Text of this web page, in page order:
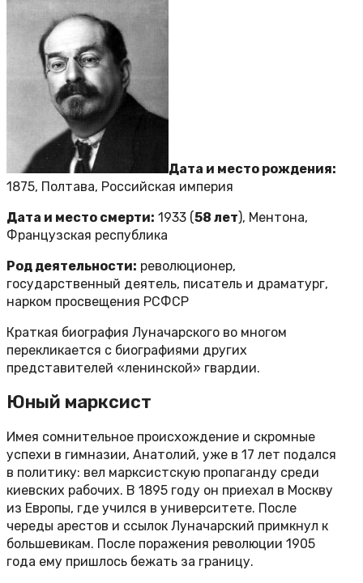
Дата и место рождения:
1875, Полтава, Российская империя
Дата и место смерти: 1933 (58 лет), Ментона,
Французская республика
Род деятельности: революционер,
государственный деятель, писатель и драматург,
нарком просвещения РСФСР
Краткая биография Луначарского во многом
перекликается с биографиями других
представителей «ленинской» гвардии.
Юный марксист
Имея сомнительное происхождение и скромные
успехи в гимназии, Анатолий, уже в 17 лет подался
в политику: вел марксистскую пропаганду среди
киевских рабочих. В 1895 году он приехал в Москву
из Европы, где учился в университете. После
череды арестов и ссылок Луначарский примкнул к
большевикам. После поражения революции 1905
года ему пришлось бежать за границу.